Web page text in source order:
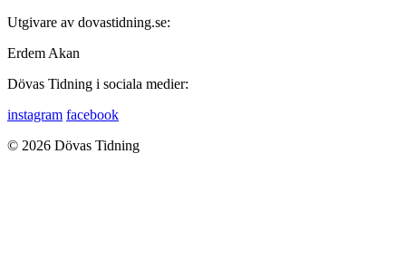
Utgivare av dovastidning.se:
Erdem Akan
Dövas Tidning i sociala medier:
instagram facebook
© 2026 Dövas Tidning